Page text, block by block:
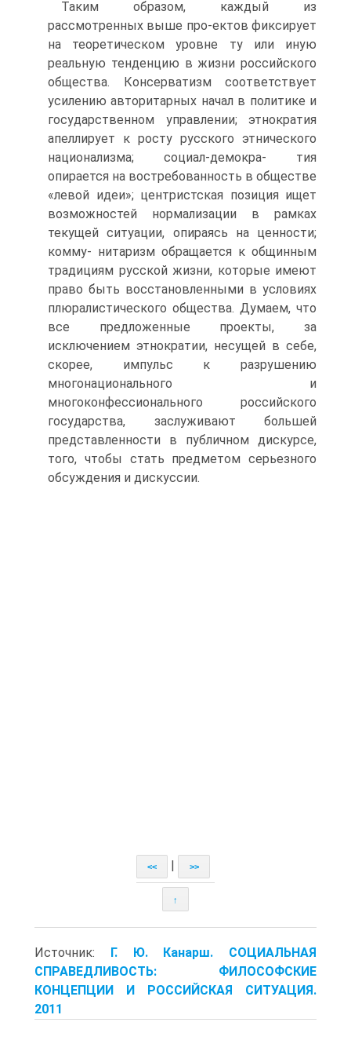
Таким образом, каждый из
рассмотренных выше про-ектов фиксирует
на теоретическом уровне ту или иную
реальную тенденцию в жизни российского
общества. Консерватизм соответствует
усилению авторитарных начал в политике и
государственном управлении; этнократия
апеллирует к росту русского этнического
национализма; социал-демокра- тия
опирается на востребованность в обществе
«левой идеи»; центристская позиция ищет
возможностей нормализации в рамках
текущей ситуации, опираясь на ценности;
комму- нитаризм обращается к общинным
традициям русской жизни, которые имеют
право быть восстановленными в условиях
плюралистического общества. Думаем, что
все предложенные проекты, за
исключением этнократии, несущей в себе,
скорее, импульс к разрушению
многонационального и
многоконфессионального российского
государства, заслуживают большей
представленности в публичном дискурсе,
того, чтобы стать предметом серьезного
обсуждения и дискуссии.
<< >>
↑
Источник: Г. Ю. Канарш. СОЦИАЛЬНАЯ
СПРАВЕДЛИВОСТЬ: ФИЛОСОФСКИЕ
КОНЦЕПЦИИ И РОССИЙСКАЯ СИТУАЦИЯ.
2011